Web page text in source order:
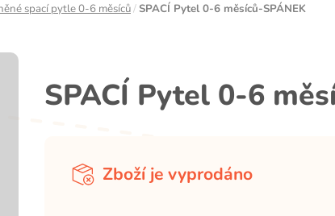
spací pytle 0-6 měsíců/SPACÍ Pytel 0-6 měsíců-SPÁNEK
SPACÍ Pytel 0-6
Zboží je vyprodáno